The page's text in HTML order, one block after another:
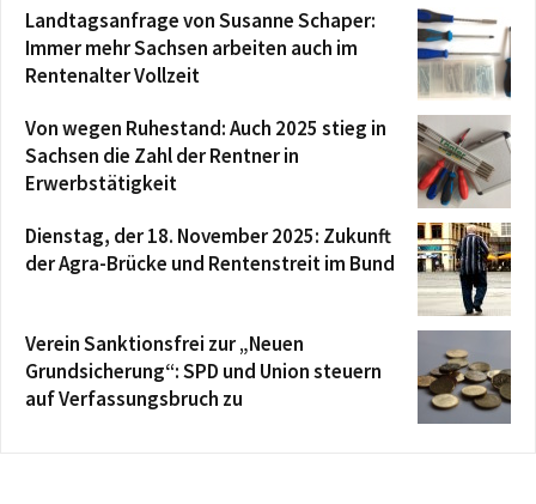
Landtagsanfrage von Susanne Schaper:
Immer mehr Sachsen arbeiten auch im
Rentenalter Vollzeit
Von wegen Ruhestand: Auch 2025 stieg in
Sachsen die Zahl der Rentner in
Erwerbstätigkeit
Dienstag, der 18. November 2025: Zukunft
der Agra-Brücke und Rentenstreit im Bund
Verein Sanktionsfrei zur „Neuen
Grundsicherung“: SPD und Union steuern
auf Verfassungsbruch zu